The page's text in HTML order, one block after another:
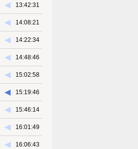
13:42:31
◀︎
14:08:21
◀︎
14:22:34
◀︎
14:48:46
◀︎
15:02:58
◀︎
15:19:46
◀︎
15:46:14
◀︎
16:01:49
◀︎
16:06:43
◀︎